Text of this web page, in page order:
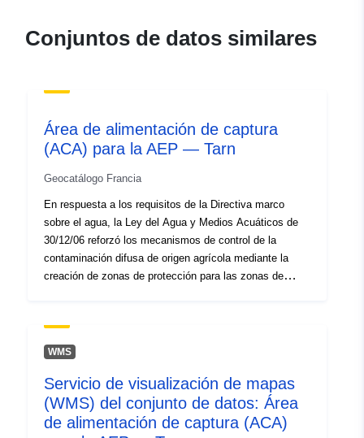
uriRef:
http://data.europa.eu/88u/dataset/
Tipo:
Recurso:
http://inspire.ec.europa.eu/
codelist/SpatialDataServiceType/
Conjuntos de datos similares
Área de alimentación de captura
(ACA) para la AEP — Tarn
Geocatálogo Francia
En respuesta a los requisitos de la Directiva marco
sobre el agua, la Ley del Agua y Medios Acuáticos de
30/12/06 reforzó los mecanismos de control de la
contaminación difusa de origen agrícola mediante la
creación de zonas de protección para las zonas de
conduce a la delimitación de las zonas de forraje de
captación (AAFC, a veces también denominadas
ALC) que incluyen zonas de protección de la AAFC.
Para la extracción de agua superficial, la AAFC es la
subcuenca situada aguas arriba de la ingesta. En el
WMS
Servicio de visualización de mapas
(WMS) del conjunto de datos: Área
de alimentación de captura (ACA)